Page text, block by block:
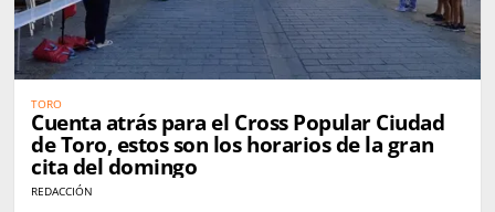
TORO
Cuenta atrás para el Cross Popular Ciudad
de Toro, estos son los horarios de la gran
cita del domingo
REDACCIÓN